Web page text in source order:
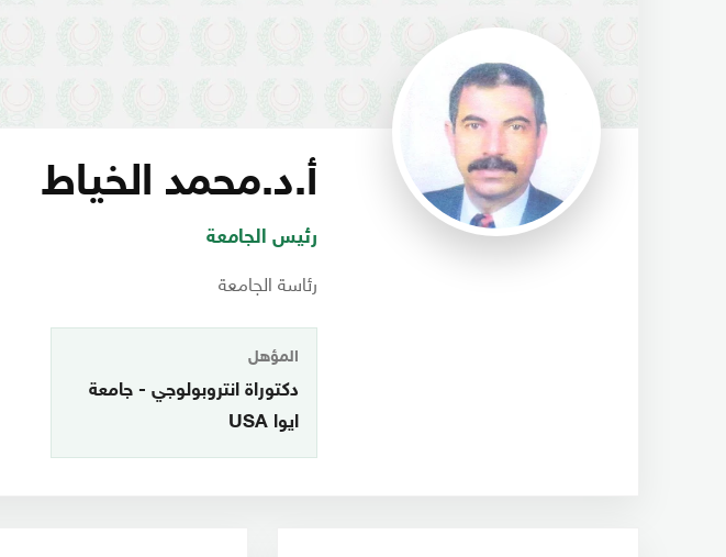
أ.د.محمد الخياط
رئيس الجامعة
رئاسة الجامعة
المؤهل
دكتوراة انتروبولوجي - جامعة
ايوا USA